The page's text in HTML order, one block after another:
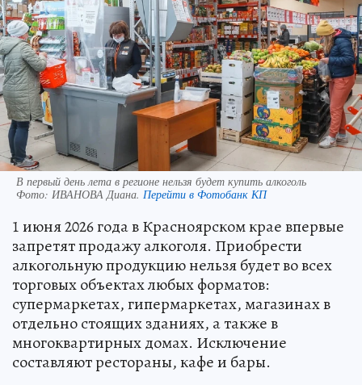
В первый день лета в регионе нельзя будет купить алкоголь
Фото: ИВАНОВА Диана. Перейти в Фотобанк КП
1 июня 2026 года в Красноярском крае впервые
запретят продажу алкоголя. Приобрести
алкогольную продукцию нельзя будет во всех
торговых объектах любых форматов:
супермаркетах, гипермаркетах, магазинах в
отдельно стоящих зданиях, а также в
многоквартирных домах. Исключение
составляют рестораны, кафе и бары.